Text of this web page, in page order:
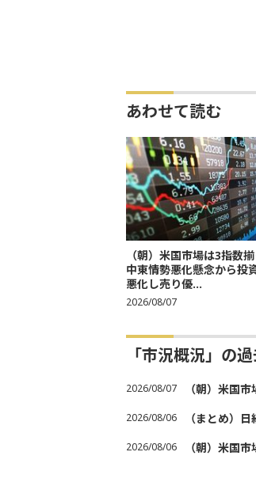
あわせて読む
（朝）米国市場は3指数
中東情勢悪化懸念から投
悪化し売り優...
2026/08/07
「市況概況」の
2026/08/07 （朝）米国
2026/08/06 （まとめ）
2026/08/06 （朝）米国